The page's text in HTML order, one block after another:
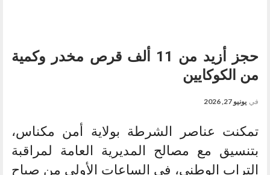
حجز أزيد من 11 ألف قرص مخدر وكمية
من الكوكايين
في يونيو 27, 2026
تمكنت عناصر الشرطة بولاية أمن مكناس،
بتنسيق مع مصالح المديرية العامة لمراقبة
التراب الوطني، في الساعات الأولى من صباح